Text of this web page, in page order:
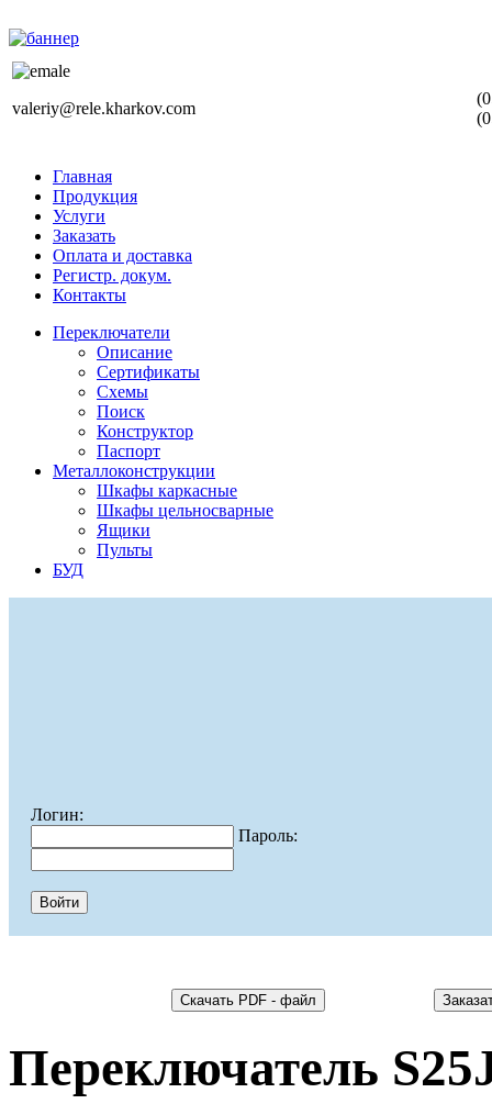
valeriy@rele.kharkov.com
Главная
Продукция
Услуги
Заказать
Оплата и доставка
Регистр. докум.
Контакты
Переключатели
Описание
Сертификаты
Схемы
Поиск
Конструктор
Паспорт
Металлоконструкции
Шкафы каркасные
Шкафы цельносварные
Ящики
Пульты
БУД
Логин:
Пароль:
Переключатель